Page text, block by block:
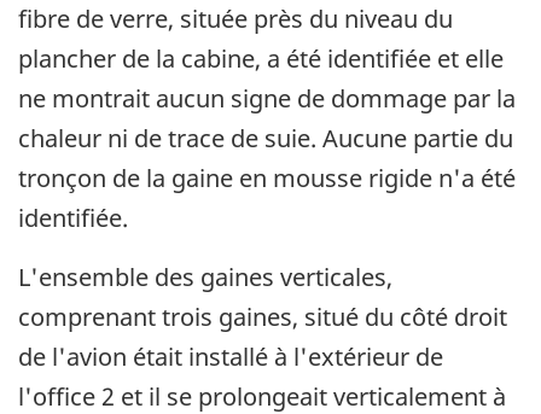
fibre de verre, située près du niveau du
plancher de la cabine, a été identifiée et elle
ne montrait aucun signe de dommage par la
chaleur ni de trace de suie. Aucune partie du
tronçon de la gaine en mousse rigide n'a été
identifiée.
L'ensemble des gaines verticales,
comprenant trois gaines, situé du côté droit
de l'avion était installé à l'extérieur de
l'office 2 et il se prolongeait verticalement à